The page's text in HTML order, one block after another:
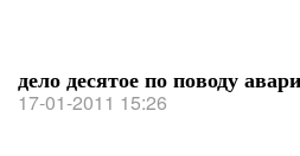
дело десятое по поводу
17-01-2011 15:26